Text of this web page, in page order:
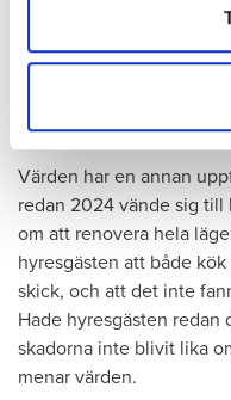
Dessa kan i sin tur
information som du har
samlat in när du har
underhåll av
att upptäcka, menar han.
Tyckte inte
Värden har en annan
redan 2024 vände sig
om att renovera hela
hyresgästen att både
skick, och att det inte
Hade hyresgästen redan
skadorna inte blivit lika
menar värden.